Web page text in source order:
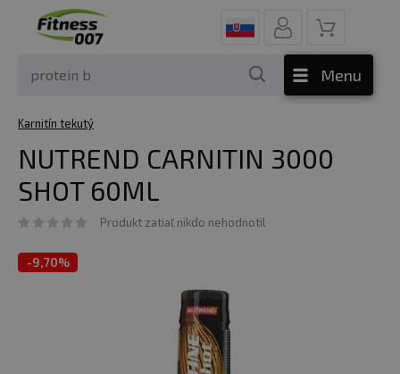
Menu
Karnitín tekutý
NUTREND CARNITIN 3000
SHOT 60ML
Produkt zatiaľ nikdo nehodnotil
-9,70%